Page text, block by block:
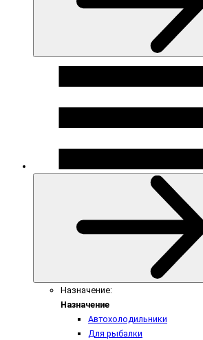
Назначение:
Назначение
Автохолодильники
Для рыбалки